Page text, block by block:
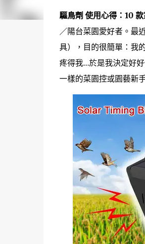
驅鳥劑 使用心得：10
／陽台菜園愛好者。最
具），目的很簡單：我
疼得我…於是我決定好
一樣的菜園控或園藝新